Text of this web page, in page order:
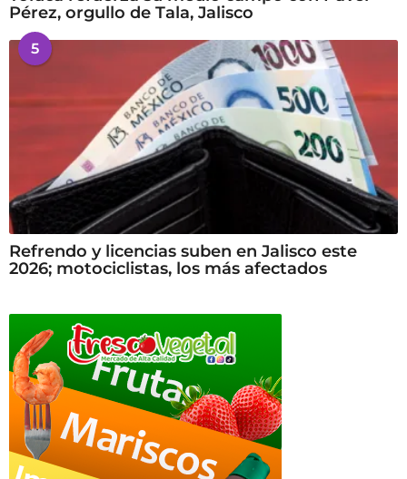
Pérez, orgullo de Tala, Jalisco
5
Refrendo y licencias suben en Jalisco este
2026; motociclistas, los más afectados